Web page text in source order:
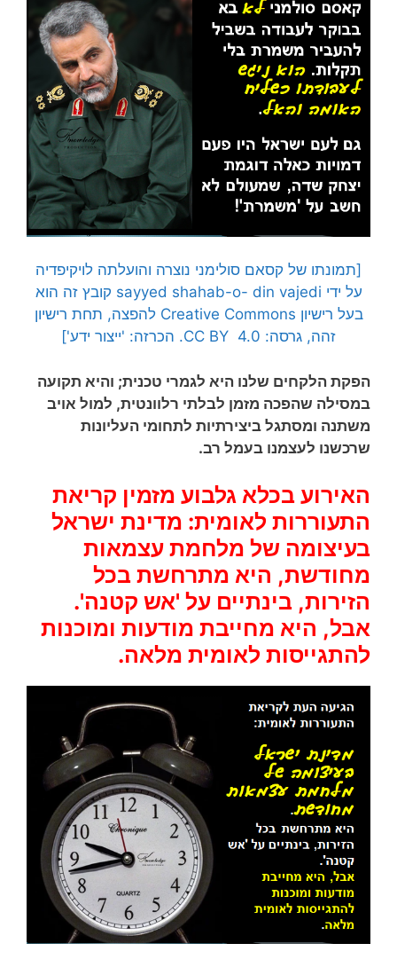
[תמונתו של קסאם סולימני נוצרה והועלתה לויקיפדיה
על ידי sayyed shahab-o- din vajedi קובץ זה הוא
בעל רישיון Creative Commons להפצה, תחת רישיון
זהה, גרסה: CC BY 4.0. הכרזה: 'ייצור ידע']
הפקת הלקחים שלנו היא לגמרי טכנית; והיא תקועה
במסילה שהפכה מזמן לבלתי רלוונטית, למול אויב
משתנה ומסתגל ביצירתיות לתחומי העליונות
שרכשנו לעצמנו בעמל רב.
האירוע בכלא גלבוע מזמין קריאת
התעוררות לאומית: מדינת ישראל
בעיצומה של מלחמת עצמאות
מחודשת, היא מתרחשת בכל
הזירות, בינתיים על 'אש קטנה'.
אבל, היא מחייבת מודעות ומוכנות
להתגייסות לאומית מלאה.